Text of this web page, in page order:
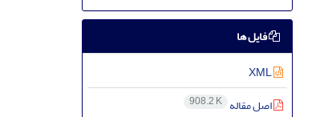
فایل ها
XML
اصل مقاله 908.2 K